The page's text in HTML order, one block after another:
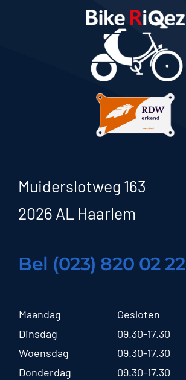
Muiderslotweg 163
2026 AL Haarlem
Bel (023) 820 02 22
Maandag
Gesloten
Dinsdag
09.30-17.30
Woensdag
09.30-17.30
Donderdag
09.30-17.30